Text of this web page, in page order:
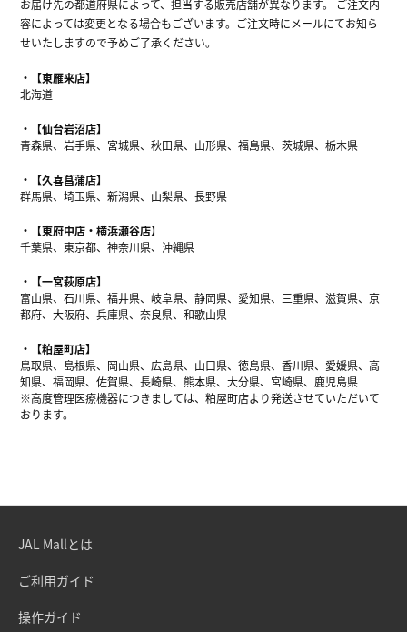
お届け先の都道府県によって、担当する販売店舗が異なります。 ご注文内
容によっては変更となる場合もございます。ご注文時にメールにてお知ら
せいたしますので予めご了承ください。
【東雁来店】
北海道
【仙台岩沼店】
青森県、岩手県、宮城県、秋田県、山形県、福島県、茨城県、栃木県
【久喜菖蒲店】
群馬県、埼玉県、新潟県、山梨県、長野県
【東府中店・横浜瀬谷店】
千葉県、東京都、神奈川県、沖縄県
【一宮萩原店】
富山県、石川県、福井県、岐阜県、静岡県、愛知県、三重県、滋賀県、京
都府、大阪府、兵庫県、奈良県、和歌山県
【粕屋町店】
鳥取県、島根県、岡山県、広島県、山口県、徳島県、香川県、愛媛県、高
知県、福岡県、佐賀県、長崎県、熊本県、大分県、宮崎県、鹿児島県
※高度管理医療機器につきましては、粕屋町店より発送させていただいて
おります。
JAL Mallとは
ご利用ガイド
操作ガイド